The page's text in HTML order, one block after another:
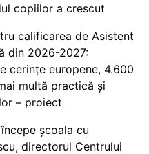
copiilor a crescut
calificarea de Asistent
din 2026-2027:
cerințe europene, 4.600
multă practică și
– proiect
școala cu
directorul Centrului